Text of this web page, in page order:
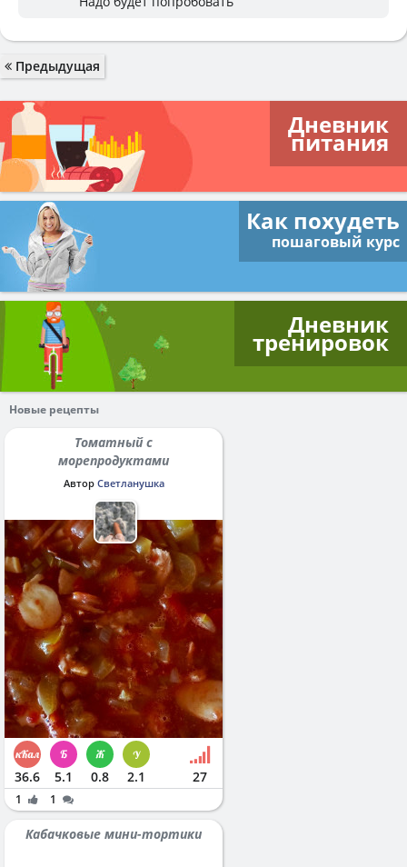
Предыдущая
Дневник
питания
Как похудеть
пошаговый курс
Дневник
тренировок
Новые рецепты
Томатный с
морепродуктами
Автор Светланушка
36.6 5.1 0.8 2.1 27
1 1
Кабачковые мини-тортики